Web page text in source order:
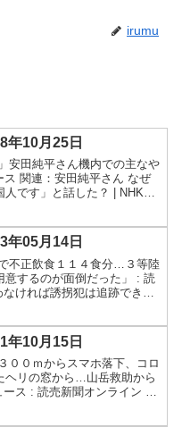
irumu
年10月25日
安田純平さん機内での主なや
ス 関連：安田純平さん なぜ
人です」と話した？ | NHKニ
年05月14日
不正飲食１１４食分…３等陸
意するのが面倒だった」 : 読
ければ誘拐犯は追跡できな
年10月15日
００ｍからスマホ落下、コロ
ヘリの窓から…山岳救助から
ス : 読売新聞オンライン 別